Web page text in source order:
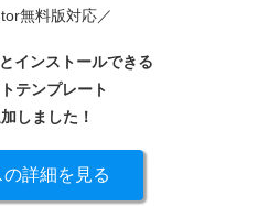
無料版対応／
インストールできる
テンプレート
しました！
詳細を見る